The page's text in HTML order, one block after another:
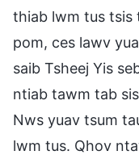
thiab lwm tus tsis
pom, ces lawv
saib Tsheej Yis
ntiab tawm tab
Nws yuav tsum
lwm tus. Qhov